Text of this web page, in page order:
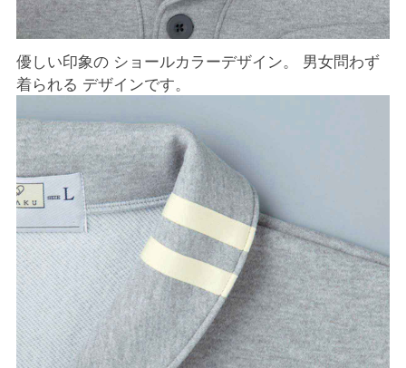
優しい印象の ショールカラーデザイン。 男女問わず
着られる デザインです。